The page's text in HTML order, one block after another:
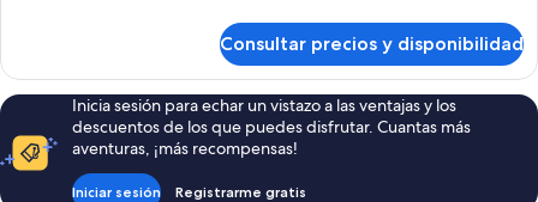
doble,
baño
compartido
Consultar precios y disponibilidad
Inicia sesión para echar un vistazo a las ventajas y los
descuentos de los que puedes disfrutar. Cuantas más
aventuras, ¡más recompensas!
Iniciar sesión Registrarme gratis